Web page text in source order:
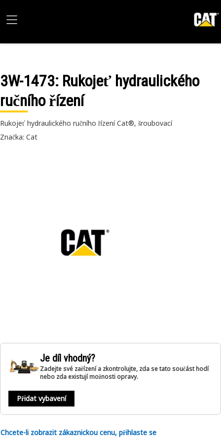
3W-1473: Rukojeť hydraulického
ručního řízení
Rukojeť hydraulického ručního řízení Cat®, šroubovací
Značka: Cat
Je díl vhodný?
Zadejte své zařízení a zkontrolujte, zda se tato součást hodí
nebo zda existují možnosti opravy.
Přidat vybavení
Chcete-li zobrazit zákaznickou cenu, přihlaste se